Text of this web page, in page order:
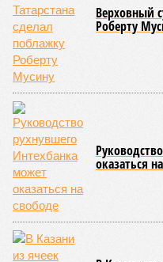
Татарстанский
нацелился на завоевание
рассматривая его как
своей быстрорастущей
Роман Матвеев
Татарстан, его
наращивает объёмы
рассчитывает собрать
связи с чем
масштабных рынков
прорабатывала варианты
вызвал ожидаемого
показали положительную
столь велики. Китай же